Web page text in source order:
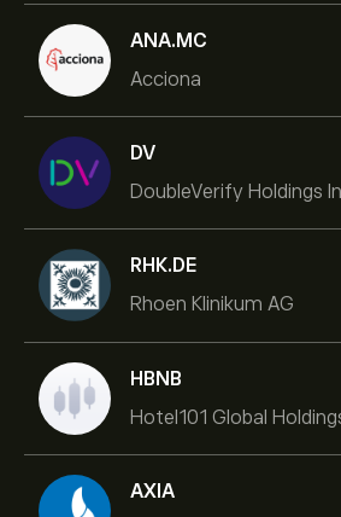
ANA.MC
Acciona
DV
DoubleVerify Holdings
RHK.DE
Rhoen Klinikum AG
HBNB
Hotel101 Global
AXIA